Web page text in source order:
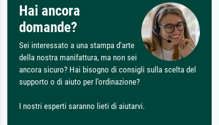
Hai ancora
domande?
Sei interessato a una stampa d'arte
della nostra manifattura, ma non sei
ancora sicuro? Hai bisogno di consigli sulla scelta del
supporto o di aiuto per l'ordinazione?
I nostri esperti saranno lieti di aiutarvi.